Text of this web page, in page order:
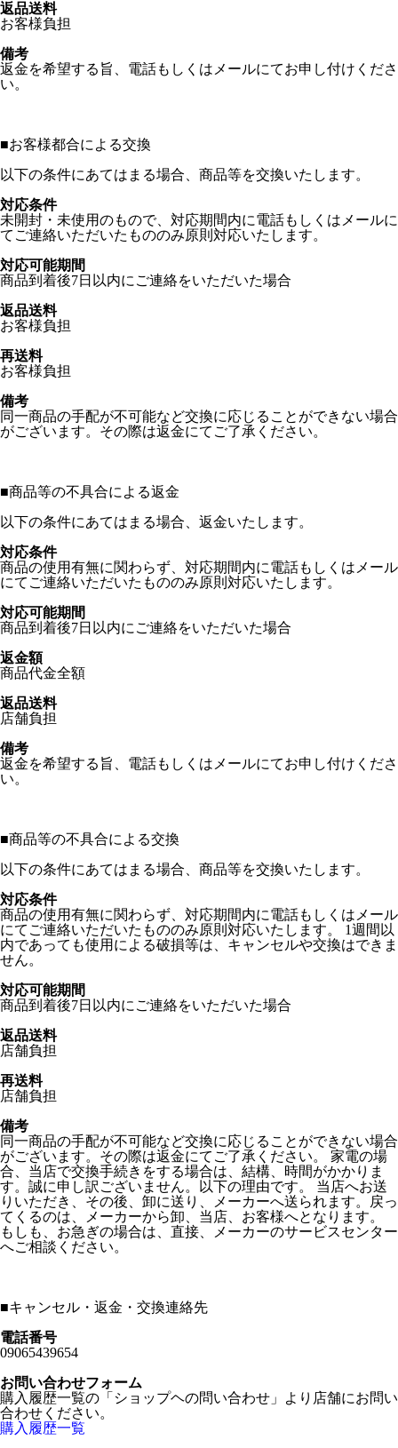
返品送料
お客様負担
備考
返金を希望する旨、電話もしくはメールにてお申し付けくださ
い。
■お客様都合による交換
以下の条件にあてはまる場合、商品等を交換いたします。
対応条件
未開封・未使用のもので、対応期間内に電話もしくはメールに
てご連絡いただいたもののみ原則対応いたします。
対応可能期間
商品到着後7日以内にご連絡をいただいた場合
返品送料
お客様負担
再送料
お客様負担
備考
同一商品の手配が不可能など交換に応じることができない場合
がございます。その際は返金にてご了承ください。
■商品等の不具合による返金
以下の条件にあてはまる場合、返金いたします。
対応条件
商品の使用有無に関わらず、対応期間内に電話もしくはメール
にてご連絡いただいたもののみ原則対応いたします。
対応可能期間
商品到着後7日以内にご連絡をいただいた場合
返金額
商品代金全額
返品送料
店舗負担
備考
返金を希望する旨、電話もしくはメールにてお申し付けくださ
い。
■商品等の不具合による交換
以下の条件にあてはまる場合、商品等を交換いたします。
対応条件
商品の使用有無に関わらず、対応期間内に電話もしくはメール
にてご連絡いただいたもののみ原則対応いたします。 1週間以
内であっても使用による破損等は、キャンセルや交換はできま
せん。
対応可能期間
商品到着後7日以内にご連絡をいただいた場合
返品送料
店舗負担
再送料
店舗負担
備考
同一商品の手配が不可能など交換に応じることができない場合
がございます。その際は返金にてご了承ください。 家電の場
合、当店で交換手続きをする場合は、結構、時間がかかりま
す。誠に申し訳ございません。以下の理由です。 当店へお送
りいただき、その後、卸に送り、メーカーへ送られます。戻っ
てくるのは、メーカーから卸、当店、お客様へとなります。
もしも、お急ぎの場合は、直接、メーカーのサービスセンター
へご相談ください。
■キャンセル・返金・交換連絡先
電話番号
09065439654
お問い合わせフォーム
購入履歴一覧の「ショップヘの問い合わせ」より店舗にお問い
合わせください。
購入履歴一覧